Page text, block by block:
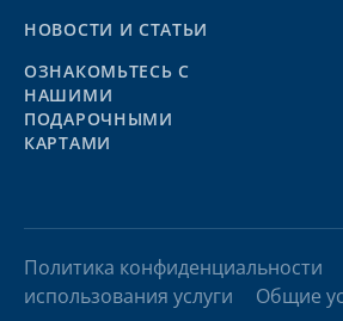
НОВОСТИ И СТАТЬИ
ОЗНАКОМЬТЕСЬ С
НАШИМИ
ПОДАРОЧНЫМИ
КАРТАМИ
Политика конфиденциальности
использования услуги
Общие